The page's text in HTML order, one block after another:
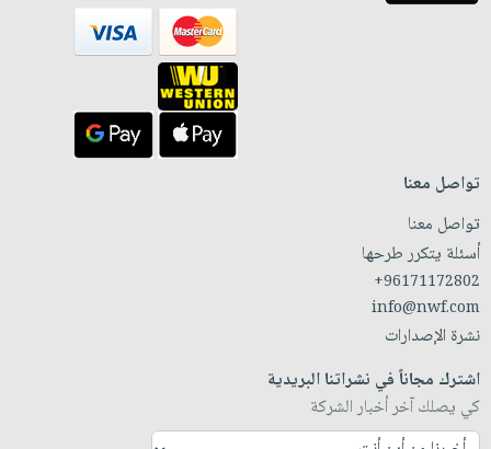
تواصل معنا
تواصل معنا
أسئلة يتكرر طرحها
+96171172802
info@nwf.com
نشرة الإصدارات
اشترك مجاناً في نشراتنا البريدية
كي يصلك آخر أخبار الشركة